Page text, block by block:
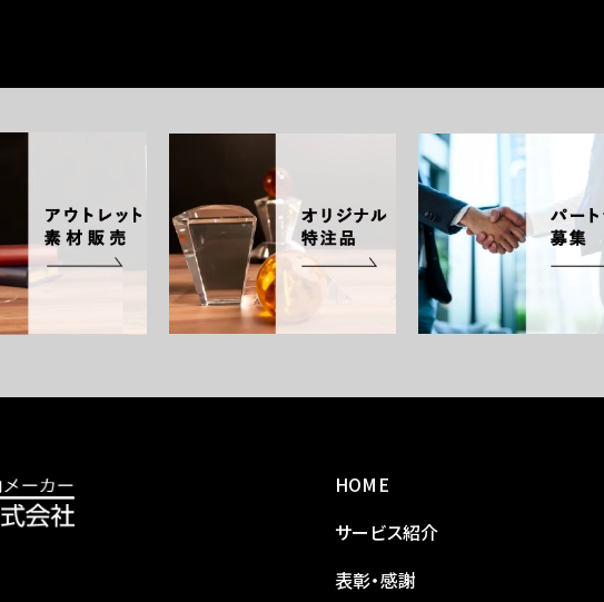
HOME
サービス紹介
表彰・感謝